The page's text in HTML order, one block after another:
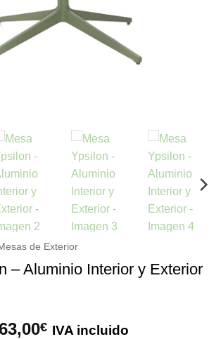
de Exterior
– Aluminio Interior y Exterior
€Rango
IVA incluido